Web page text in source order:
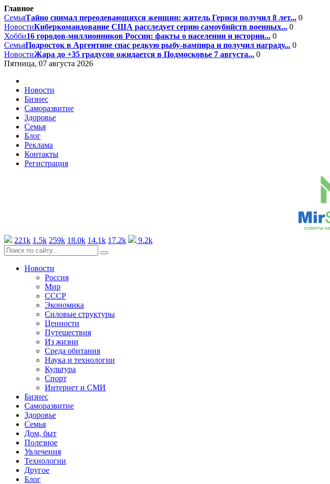
Главное
СемьяТайно снимал переодевающихся женщин: житель Гернси получил 8 лет... 0
НовостиКиберкомандование США расследует серию самоубийств военных... 0
Хобби16 городов-миллионников России: факты о населении и истории... 0
СемьяПодросток в Аргентине спас редкую рыбу-вампира и получил награду... 0
НовостиЖара до +35 градусов ожидается в Подмосковье 7 августа... 0
Пятница, 07 августа 2026
Новости
Бизнес
Саморазвитие
Здоровье
Семья
Блог
Реклама
Контакты
Регистрация
221k 1.5k 259k 18.0k 14.1k 17.2k 9.2k
Новости
Россия
Мир
СССР
Экономика
Силовые структуры
Ценности
Путешествия
Из жизни
Среда обитания
Наука и технологии
Культура
Спорт
Интернет и СМИ
Бизнес
Саморазвитие
Здоровье
Семья
Дом, быт
Полезное
Увлечения
Технологии
Другое
Блог